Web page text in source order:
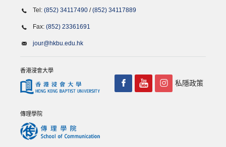
Tel: (852) 34117490 /(852) 34117889
Fax: (852) 23361691
jour@hkbu.edu.hk
香港浸會大學
傳理學院
私隱政策